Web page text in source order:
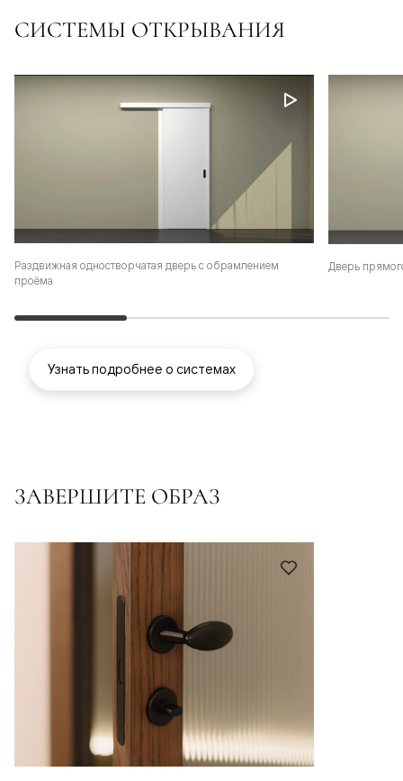
СИСТЕМЫ ОТКРЫВАНИЯ
Раздвижная одностворчатая дверь с обрамлением
проёма
Дверь
Узнать подробнее о системах
ЗАВЕРШИТЕ ОБРАЗ